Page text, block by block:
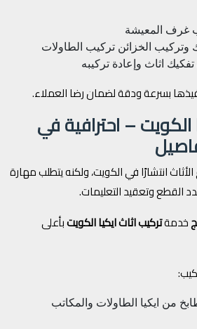
غرف المعيشة
وتركيب الخزائن تركيب الطاولات
تفكيك اثاث وإعادة تركيبه
بسرعة ودقة لضمان رضا العملاء.
الكويت – احترافية في
الأثاث انتشارًا في الكويت، ولكنه يتطلب مهارة
القطع وتعقيد التعليمات.
خدمةتركيب اثاث ايكيا الكويتبأعلى
من ايكيا الطاولات والمكاتب